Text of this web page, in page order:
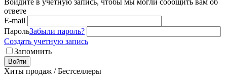
ответе
E-mail
ПарольЗабыли пароль?
Создать учетную запись
Запомнить
Войти
Хиты продаж / Бестселлеры